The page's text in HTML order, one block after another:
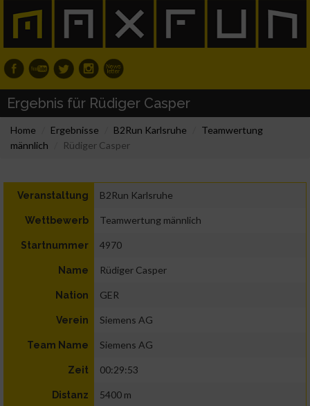
Ergebnis für Rüdiger Casper
Home Ergebnisse B2Run Karlsruhe
Teamwertung
männlich
Rüdiger Casper
Veranstaltung B2Run Karlsruhe
Wettbewerb Teamwertung männlich
Startnummer 4970
Name Rüdiger Casper
Nation GER
Verein Siemens AG
Team Name Siemens AG
Zeit 00:29:53
Distanz 5400 m